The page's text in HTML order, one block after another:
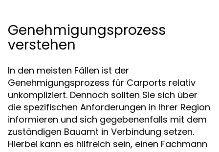
Genehmigungsprozess
verstehen
In den meisten Fällen ist der
Genehmigungsprozess für Carports relativ
unkompliziert. Dennoch sollten Sie sich über
die spezifischen Anforderungen in Ihrer Region
informieren und sich gegebenenfalls mit dem
zuständigen Bauamt in Verbindung setzen.
Hierbei kann es hilfreich sein, einen Fachmann